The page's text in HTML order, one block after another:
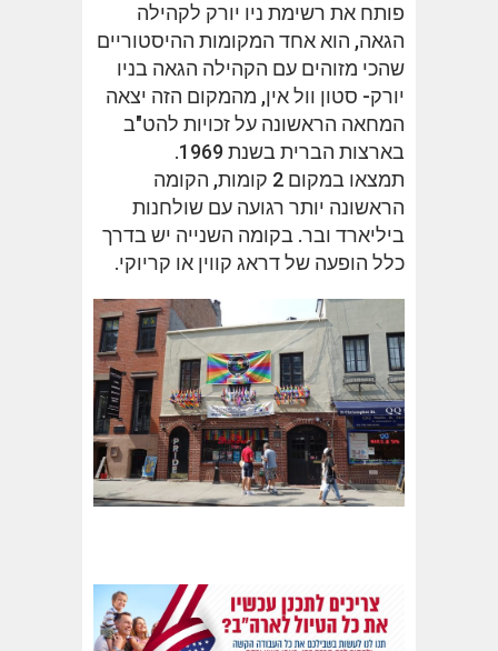
פותח את רשימת ניו יורק לקהילה
הגאה, הוא אחד המקומות ההיסטוריים
שהכי מזוהים עם הקהילה הגאה בניו
יורק- סטון וול אין, מהמקום הזה יצאה
המחאה הראשונה על זכויות להט"ב
בארצות הברית בשנת 1969.
תמצאו במקום 2 קומות, הקומה
הראשונה יותר רגועה עם שולחנות
ביליארד ובר. בקומה השנייה יש בדרך
כלל הופעה של דראג קווין או קריוקי.